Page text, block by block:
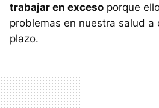
trabajar en exceso porque
problemas en nuestra salud
plazo.